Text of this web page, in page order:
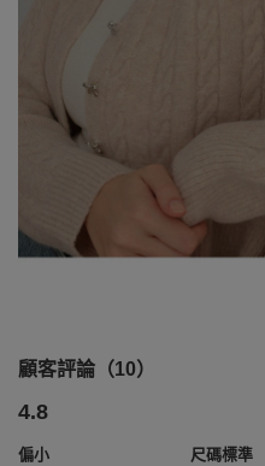
顧客評論（10）
4.8
偏小 尺碼標準